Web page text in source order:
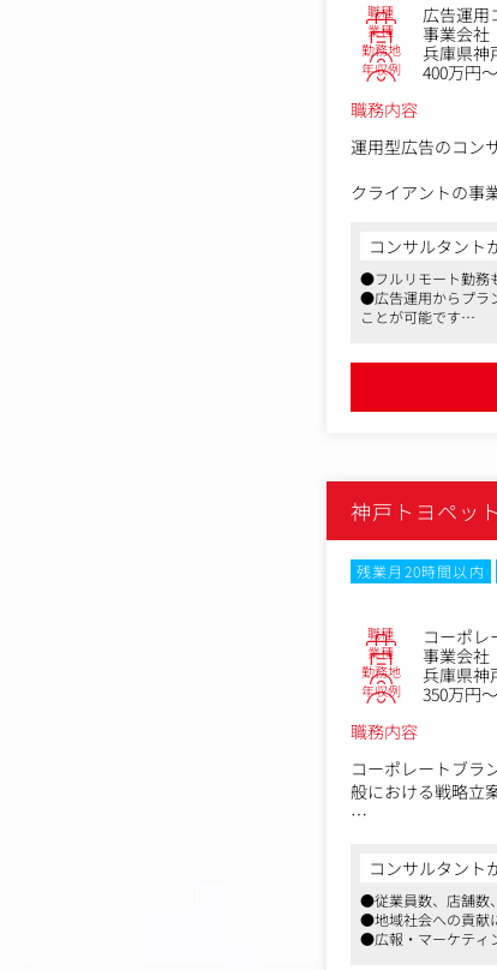
職種 広告運用
業種 事業会社
勤務地 兵庫県神
年収例
400万円
職務内容
運用型広告のコン
クライアントの事
＜具体的には＞
・日々の数値チェ
・仮説立案とチ
・入稿作業
・媒体知識・新
コンサルタント
●フルリモート勤務
●広告運用からプラ
ことが可能です
神戸トヨペッ
残業月20時間以内
職種 コーポレ
業種 事業会社
勤務地 兵庫県神
年収例
350万円
職務内容
コーポレートブラ
般における戦略立
・ブランド戦略に
・コーポレート
・ブランドガイ
・担当する広報
・販売店との共
コンサルタント
●従業員数、店舗数
●地域社会への貢献
●広報・マーケティ